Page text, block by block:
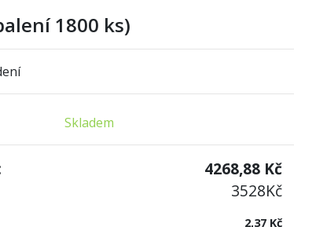
1800 ks)
Skladem
4268,88 Kč
3528Kč
2,37 Kč